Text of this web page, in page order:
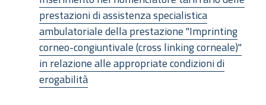
prestazioni di assistenza specialistica
ambulatoriale della prestazione "Imprinting
corneo-congiuntivale (cross linking corneale)"
in relazione alle appropriate condizioni di
erogabilità